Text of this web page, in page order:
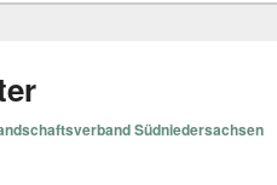
Südniedersachsen